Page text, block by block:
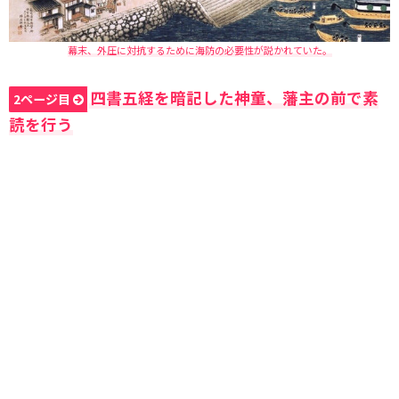
幕末、外圧に対抗するために海防の必要性が説かれていた。
2ページ目
四書五経を暗記した神童、藩主の前で素
読を行う